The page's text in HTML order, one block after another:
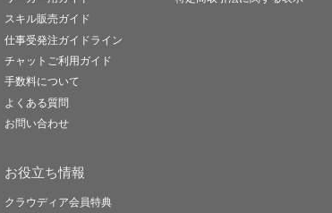
スキル販売ガイド
仕事受発注ガイドライン
チャットご利用ガイド
手数料について
よくある質問
お問い合わせ
お役立ち情報
クラウディア会員特典